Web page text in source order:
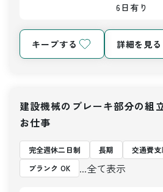
6日有り
キープする 詳細を見る
建設機械のブレーキ部分の
お仕事
完全週休二日制 長期 交通費
ブランク OK
...全て表示